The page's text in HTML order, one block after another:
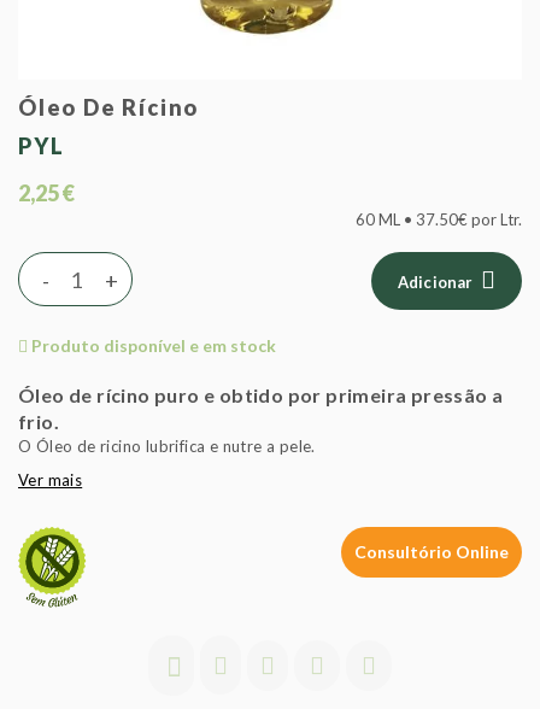
Óleo De Rícino
PYL
2,25 €
60 ML • 37.50€ por Ltr.
+
- Adicionar
Produto disponível e em stock
Óleo de rícino puro e obtido por primeira pressão a
frio.
O Óleo de ricino lubrifica e nutre a pele.
Ver mais
Consultório Online